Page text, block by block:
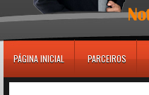
PÁGINA INICIAL PARCEIROS